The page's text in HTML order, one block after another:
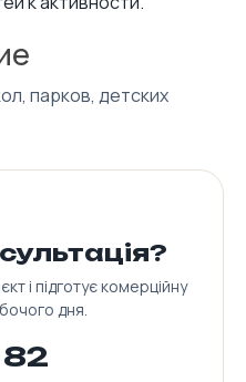
парков, детских
і підготує комерційну
дня.